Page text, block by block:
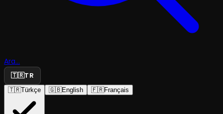
Ara...
🇹🇷TR
🇹🇷Türkçe 🇬🇧English 🇫🇷Français